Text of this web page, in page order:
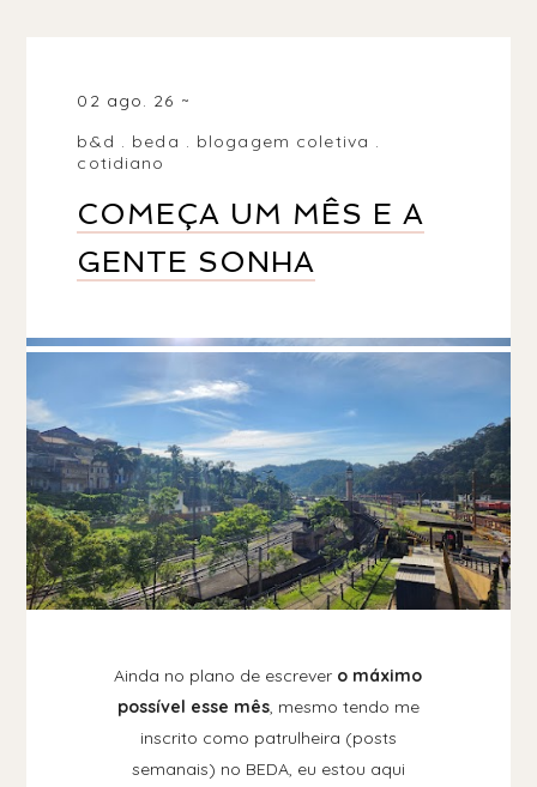
02 ago. 26
b&d
beda blogagem coletiva
cotidiano
COMEÇA UM MÊS E A
GENTE SONHA
Ainda no plano de escrever o máximo
possível esse mês, mesmo tendo me
inscrito como patrulheira (posts
semanais) no BEDA, eu estou aqui